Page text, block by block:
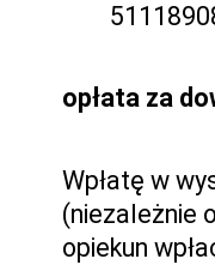
opłata za
Wpłatę w
(niezależnie
opiekun